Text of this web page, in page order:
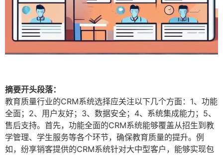
摘要开头段落：
教育质量行业的CRM系统选择应关注以下几个方面：1、功能
全面；2、用户友好；3、数据安全；4、系统集成能力；5、
售后支持。首先，功能全面的CRM系统能够覆盖从招生到教
学管理、学生服务等各个环节，确保教育质量的提升。例
如，纷享销客提供的CRM系统针对大中型客户，能够实现包